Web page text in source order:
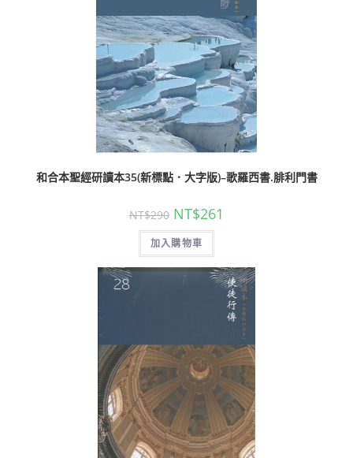
和合本聖經研讀本35(新標點．大字版)–歌羅西書.腓利門書
NT$290 NT$261
加入購物車